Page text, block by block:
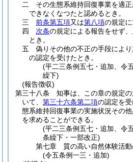
二
その生態系維持回復事業を適
できなくなつたと認めるとき。
三
前条第五項又は第八項の規定に
四
次条の規定による報告をせず
とき。
五
偽りその他の不正の手段により
の認定を受けたとき。
(平二三条例五七・追加、令
繰下)
(報告徴収)
第三十八条
知事は、この章の規定
いて、 第三十六条第二項の認定を
態系維持回復事業の実施状況その
を求めることができる。
(平二三条例五七・追加、令
条繰下・一部改正)
第七章
質の高い自然体験活
(令五条例一三・追加)